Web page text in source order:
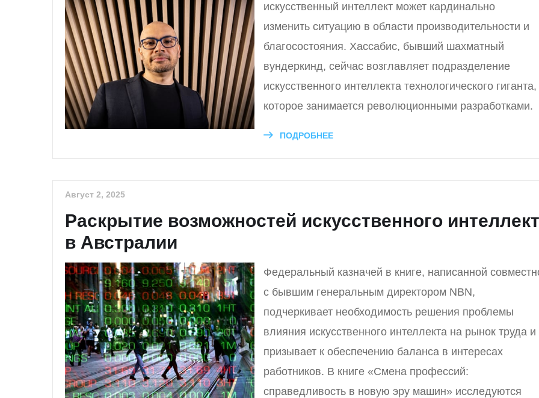
искусственный интеллект может кардинально
изменить ситуацию в области производительности и
благосостояния. Хассабис, бывший шахматный
вундеркинд, сейчас возглавляет подразделение
искусственного интеллекта технологического гиганта,
которое занимается революционными разработками.
ПОДРОБНЕЕ
Август 2, 2025
Раскрытие возможностей искусственного
в Австралии
Федеральный казначей в книге, написанной
с бывшим генеральным директором NBN,
подчеркивает необходимость решения проблемы
влияния искусственного интеллекта на рынок труда и
призывает к обеспечению баланса в интересах
работников. В книге «Смена профессий:
справедливость в новую эру машин» исследуются